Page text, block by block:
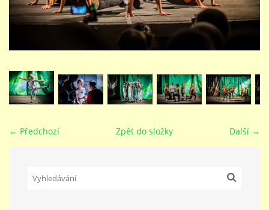
STUDIJNÍ OBORY
VIDEA - FILMOVÁ TVORBA
← Předchozí Další →
Zpět do složky